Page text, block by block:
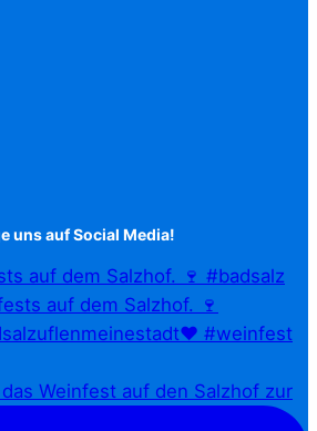
uns auf Social Media!
auf dem Salzhof. 🍷 #badsalz
Weinfest auf den Salzhof zur